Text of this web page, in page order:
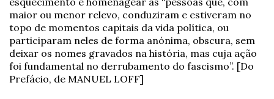
maior ou menor relevo, conduziram e estiveram no
topo de momentos capitais da vida política, ou
participaram neles de forma anónima, obscura, sem
deixar os nomes gravados na história, mas cuja ação
foi fundamental no derrubamento do fascismo”. [Do
Prefácio, de MANUEL LOFF]